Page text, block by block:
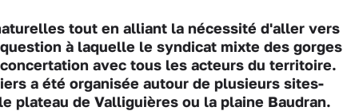
tout en alliant la nécessité d'aller vers
à laquelle le syndicat mixte des gorges
avec tous les acteurs du territoire.
a été organisée autour de plusieurs sites-
plateau de Valliguières ou la plaine Baudran.